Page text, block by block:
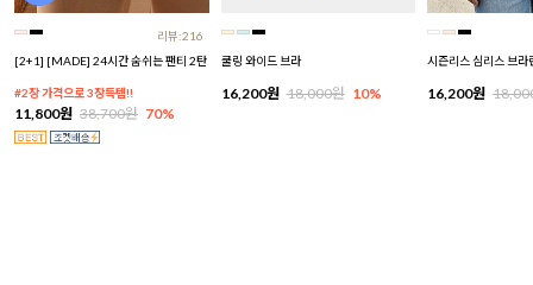
리뷰:216
[2+1] [MADE] 24시간 숨쉬는 팬티 2탄
#2장 가격으로 3장득템!!
11,800원 38,700원 70%
쿨링 와이드 브라
16,200원 18,000원 10%
시즌리스 심리스 브라
16,200원